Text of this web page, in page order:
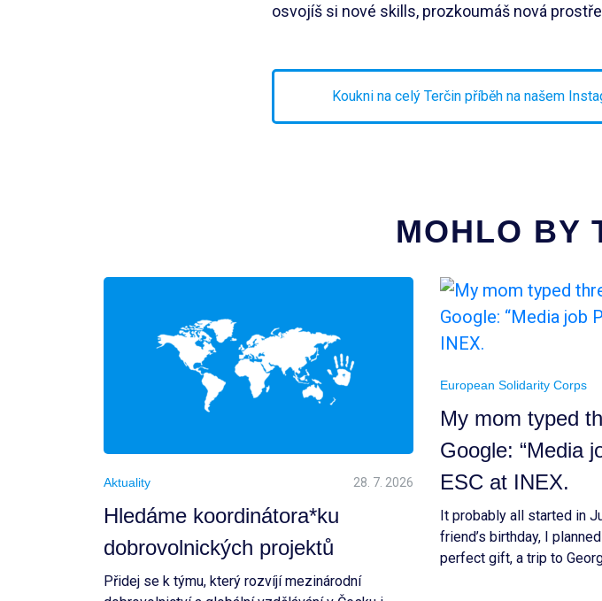
osvojíš si nové skills, prozkoumáš nová
Koukni na celý Terčin příběh na našem
MOHLO BY
Aktuality 28. 7. 2026
Hledáme koordinátora*ku
dobrovolnických projektů
Přidej se k týmu, který rozvíjí mezinárodní
European Solidarity Corps
My mom typed
Google: “Media
ESC at INEX.
It probably all started in
friend’s birthday, I
perfect gift, a trip to